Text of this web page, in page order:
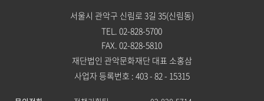
서울시 관악구 신림로 3길 35(신림동)
TEL. 02-828-5700
FAX. 02-828-5810
재단법인 관악문화재단 대표 소홍삼
사업자 등록번호 : 403 - 82 - 15315